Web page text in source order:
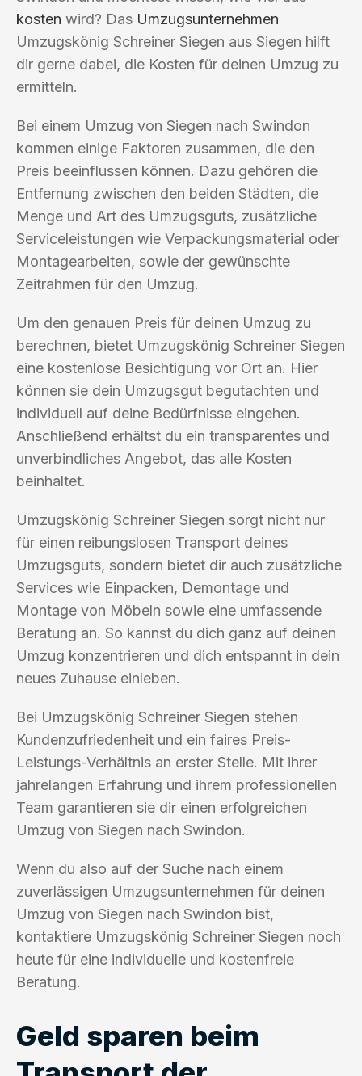
kosten wird? Das Umzugsunternehmen
Umzugskönig Schreiner Siegen aus Siegen hilft
dir gerne dabei, die Kosten für deinen Umzug zu
ermitteln.
Bei einem Umzug von Siegen nach Swindon
kommen einige Faktoren zusammen, die den
Preis beeinflussen können. Dazu gehören die
Entfernung zwischen den beiden Städten, die
Menge und Art des Umzugsguts, zusätzliche
Serviceleistungen wie Verpackungsmaterial oder
Montagearbeiten, sowie der gewünschte
Zeitrahmen für den Umzug.
Um den genauen Preis für deinen Umzug zu
berechnen, bietet Umzugskönig Schreiner Siegen
eine kostenlose Besichtigung vor Ort an. Hier
können sie dein Umzugsgut begutachten und
individuell auf deine Bedürfnisse eingehen.
Anschließend erhältst du ein transparentes und
unverbindliches Angebot, das alle Kosten
beinhaltet.
Umzugskönig Schreiner Siegen sorgt nicht nur
für einen reibungslosen Transport deines
Umzugsguts, sondern bietet dir auch zusätzliche
Services wie Einpacken, Demontage und
Montage von Möbeln sowie eine umfassende
Beratung an. So kannst du dich ganz auf deinen
Umzug konzentrieren und dich entspannt in dein
neues Zuhause einleben.
Bei Umzugskönig Schreiner Siegen stehen
Kundenzufriedenheit und ein faires Preis-
Leistungs-Verhältnis an erster Stelle. Mit ihrer
jahrelangen Erfahrung und ihrem professionellen
Team garantieren sie dir einen erfolgreichen
Umzug von Siegen nach Swindon.
Wenn du also auf der Suche nach einem
zuverlässigen Umzugsunternehmen für deinen
Umzug von Siegen nach Swindon bist,
kontaktiere Umzugskönig Schreiner Siegen noch
heute für eine individuelle und kostenfreie
Beratung.
Geld sparen beim